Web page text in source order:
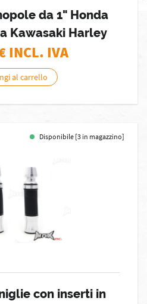
da 1" Honda
Kawasaki Harley
INCL. IVA
al carrello
Disponibile [3 in magazzino]
con inserti in